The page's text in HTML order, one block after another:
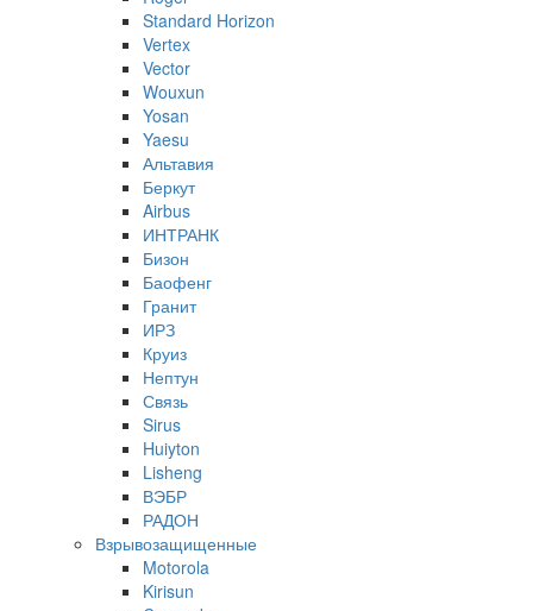
Standard Horizon
Vertex
Vector
Wouxun
Yosan
Yaesu
Альтавия
Беркут
Airbus
ИНТРАНК
Бизон
Баофенг
Гранит
ИРЗ
Круиз
Нептун
Связь
Sirus
Huiyton
Lisheng
ВЭБР
РАДОН
Взрывозащищенные
Motorola
Kirisun